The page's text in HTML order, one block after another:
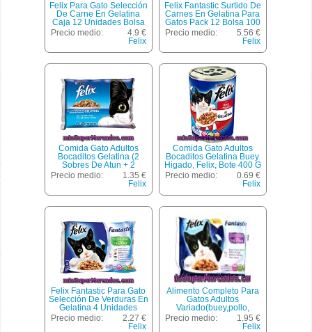
Felix Para Gato Selección
De Carne En Gelatina
Caja 12 Unidades Bolsa
100 G
Precio medio:
4.9 €
Felix
Felix Fantastic Surtido De
Carnes En Gelatina Para
Gatos Pack 12 Bolsa 100
G
Precio medio:
5.56 €
Felix
Comida Gato Adultos
Bocaditos Gelatina (2
Sobres De Atun + 2
Sobres De Salmon), Felix,
Sobre Pack 4 X 100 G -
Precio medio:
1.35 €
Felix
Comida Gato Adultos
Bocaditos Gelatina Buey
Higado, Felix, Bote 400 G
Precio medio:
0.69 €
Felix
Felix Fantastic Para Gato
Selección De Verduras En
Gelatina 4 Unidades
Bolsa 100 G
Precio medio:
2.27 €
Felix
Alimento Completo Para
Gatos Adultos
Variado(buey,pollo,
Salmón Y Atún) Félix 4
Unidades De 100 Gramos
Precio medio:
1.95 €
Felix